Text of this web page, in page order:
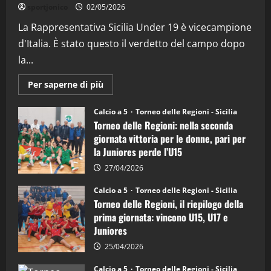
08/04/2026
02/05/2026
La Rappresentativa Sicilia Under 19 è vicecampione
d'Italia. È stato questo il verdetto del campo dopo
la...
Per saperne di più
informazioni
Torneo
delle
Regioni
di
calcio
a
5:
la
Juniores
è
vicecampione
d’Italia
Calcio a 5 Torneo delle Regioni - Sicilia
Torneo delle Regioni: nella seconda
giornata vittoria per le donne, pari per
la Juniores perde l’U15
27/04/2026
Calcio a 5 Torneo delle Regioni - Sicilia
Torneo delle Regioni, il riepilogo della
prima giornata: vincono U15, U17 e
Juniores
25/04/2026